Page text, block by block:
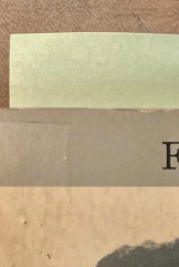
FONTANE-
FORSCHER*INNEN
FONTANE-
LEBENSSTATIONEN